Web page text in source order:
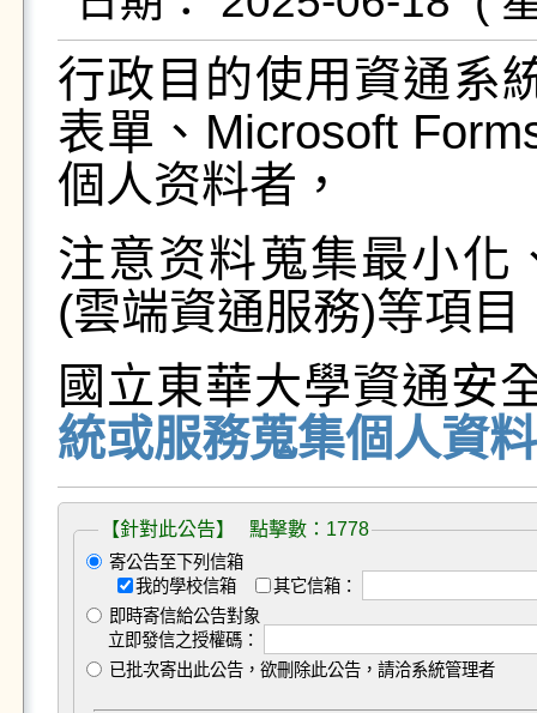
行政目的使用資通系
表單、Microsoft
個人资料者，
注意资料蒐集最小化
(雲端資通服務)等項
國立東華大學資通安
統或服務蒐集個人資
【針對此公告】 點擊數：1778
寄公告至下列信箱
我的學校信箱
其它信箱：
即時寄信給公告對象
立即發信之授權碼：
已批次寄出此公告，欲刪除此公告，請洽系統管理者